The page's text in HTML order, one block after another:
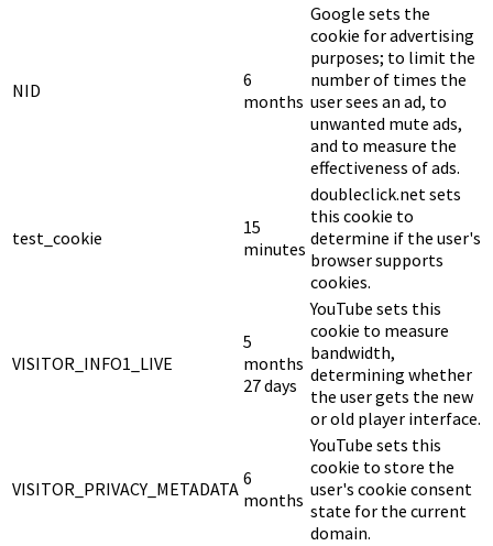
NID
6
months
Google sets the
cookie for advertising
purposes; to limit the
number of times the
user sees an ad, to
unwanted mute ads,
and to measure the
effectiveness of ads.
test_cookie
15
minutes
doubleclick.net sets
this cookie to
determine if the user's
browser supports
cookies.
VISITOR_INFO1_LIVE
5
months
27 days
YouTube sets this
cookie to measure
bandwidth,
determining whether
the user gets the new
or old player interface.
VISITOR_PRIVACY_METADATA 6
months
YouTube sets this
cookie to store the
user's cookie consent
state for the current
domain.